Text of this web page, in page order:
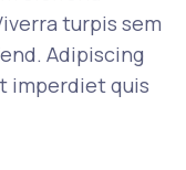
turpis sem
Adipiscing
imperdiet quis